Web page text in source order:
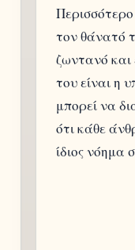
τον θάνατό
ζωντανό
του είναι η
μπορεί να
ότι κάθε
ίδιος νόημα